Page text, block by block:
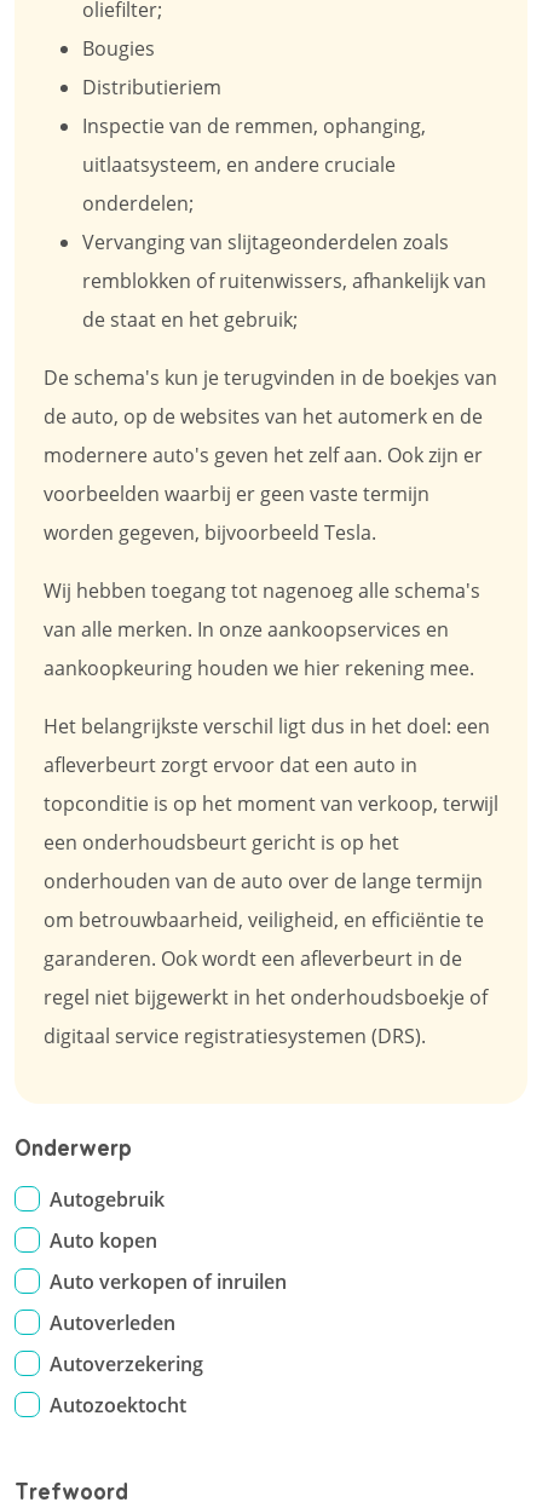
oliefilter;
Bougies
Distributieriem
Inspectie van de remmen, ophanging,
uitlaatsysteem, en andere cruciale
onderdelen;
Vervanging van slijtageonderdelen zoals
remblokken of ruitenwissers, afhankelijk van
de staat en het gebruik;
De schema's kun je terugvinden in de boekjes van
de auto, op de websites van het automerk en de
modernere auto's geven het zelf aan. Ook zijn er
voorbeelden waarbij er geen vaste termijn
worden gegeven, bijvoorbeeld Tesla.
Wij hebben toegang tot nagenoeg alle schema's
van alle merken. In onze aankoopservices en
aankoopkeuring houden we hier rekening mee.
Het belangrijkste verschil ligt dus in het doel: een
afleverbeurt zorgt ervoor dat een auto in
topconditie is op het moment van verkoop, terwijl
een onderhoudsbeurt gericht is op het
onderhouden van de auto over de lange termijn
om betrouwbaarheid, veiligheid, en efficiëntie te
garanderen. Ook wordt een afleverbeurt in de
regel niet bijgewerkt in het onderhoudsboekje of
digitaal service registratiesystemen (DRS).
Onderwerp
Autogebruik
Auto kopen
Auto verkopen of inruilen
Autoverleden
Autoverzekering
Autozoektocht
Trefwoord